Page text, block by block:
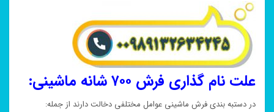
علت نام گذاری فرش ۷۰۰ شانه ماشینی:
در دستبه بندی فرش ماشینی عوامل مختلفی دخالت دارند از جمله: